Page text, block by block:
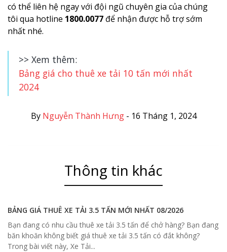
có thể liên hệ ngay với đội ngũ chuyên gia của chúng
tôi qua hotline 1800.0077 để nhận được hỗ trợ sớm
nhất nhé.
>> Xem thêm:
Bảng giá cho thuê xe tải 10 tấn mới nhất
2024
By Nguyễn Thành Hưng- 16 Tháng 1, 2024
Thông tin khác
BẢNG GIÁ THUÊ XE TẢI 3.5 TẤN MỚI NHẤT 08/2026
Bạn đang có nhu cầu thuê xe tải 3.5 tấn để chở hàng? Bạn đang
băn khoăn không biết giá thuê xe tải 3.5 tấn có đắt không?
Trong bài viết này, Xe Tải...